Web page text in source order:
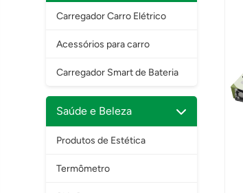
Carregador Carro Elétrico
Acessórios para carro
Carregador Smart de Bateria
Saúde e Beleza
Produtos de Estética
Termômetro